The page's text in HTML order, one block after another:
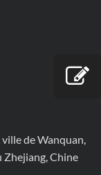
de Wanquan,
Zhejiang, Chine